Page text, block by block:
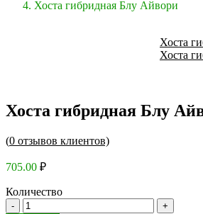
Хоста гибридная Блу Айвори
Хоста
Хоста
Хоста гибридная Блу
(0 отзывов клиентов)
705.00 ₽
Количество